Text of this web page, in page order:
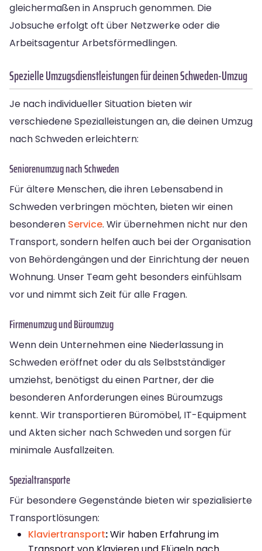
gleichermaßen in Anspruch genommen. Die
Jobsuche erfolgt oft über Netzwerke oder die
Arbeitsagentur Arbetsförmedlingen.
Spezielle Umzugsdienstleistungen für deinen Schweden-Umzug
Je nach individueller Situation bieten wir
verschiedene Spezialleistungen an, die deinen Umzug
nach Schweden erleichtern:
Seniorenumzug nach Schweden
Für ältere Menschen, die ihren Lebensabend in
Schweden verbringen möchten, bieten wir einen
besonderen Service. Wir übernehmen nicht nur den
Transport, sondern helfen auch bei der Organisation
von Behördengängen und der Einrichtung der neuen
Wohnung. Unser Team geht besonders einfühlsam
vor und nimmt sich Zeit für alle Fragen.
Firmenumzug und Büroumzug
Wenn dein Unternehmen eine Niederlassung in
Schweden eröffnet oder du als Selbstständiger
umziehst, benötigst du einen Partner, der die
besonderen Anforderungen eines Büroumzugs
kennt. Wir transportieren Büromöbel, IT-Equipment
und Akten sicher nach Schweden und sorgen für
minimale Ausfallzeiten.
Spezialtransporte
Für besondere Gegenstände bieten wir spezialisierte
Transportlösungen:
Klaviertransport:Wir haben Erfahrung im